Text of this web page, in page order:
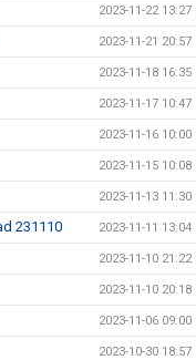
2023-11-22 13:27
2023-11-21 20:57
2023-11-18 16:35
2023-11-17 10:47
2023-11-16 10:00
2023-11-15 10:08
2023-11-13 11:30
231110 2023-11-11 13:04
2023-11-10 21:22
2023-11-10 20:18
2023-11-06 09:00
2023-10-30 18:57